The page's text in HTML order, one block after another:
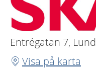
Entrégatan 7, Lund
Visa på karta